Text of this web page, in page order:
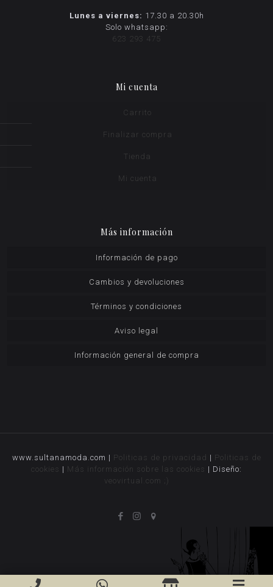
Lunes a viernes: 17.30 a 20.30h
Solo whatsapp:
623 293 475
Mi cuenta
Carrito
Finalizar compra
Tienda
Mi cuenta
Más información
Información de pago
Cambios y devoluciones
Términos y condiciones
Aviso legal
Información general de compra
www.sultanamoda.com | Politicas de privacidad | Politicas de
cookies | Más información sobre las cookies | Diseño:
veovirtual.com
;)